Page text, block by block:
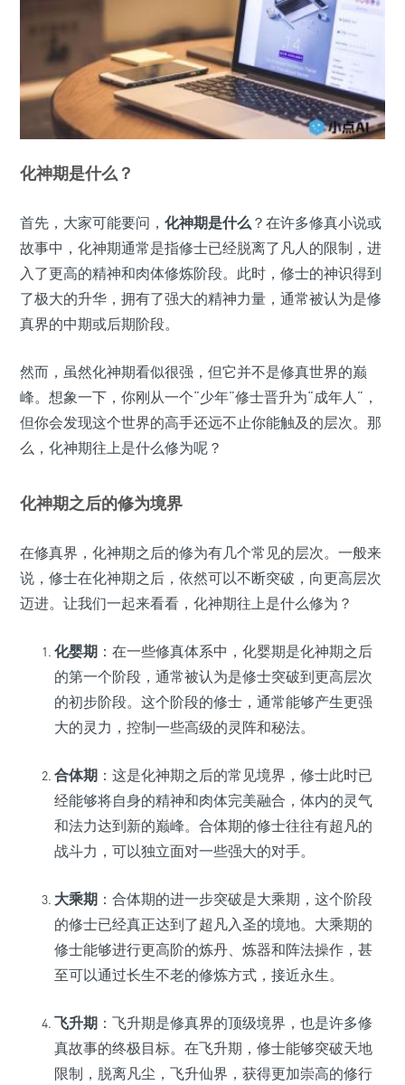
化神期是什么？
首先，大家可能要问， 化神期是什么 ？在许多修真小说或
故事中，化神期通常是指修士已经脱离了凡人的限制，进
入了更高的精神和肉体修炼阶段。此时，修士的神识得到
了极大的升华，拥有了强大的精神力量，通常被认为是修
真界的中期或后期阶段。
然而，虽然化神期看似很强，但它并不是修真世界的巅
峰。想象一下，你刚从一个“少年”修士晋升为“成年人”，
但你会发现这个世界的高手还远不止你能触及的层次。那
么，化神期往上是什么修为呢？
化神期之后的修为境界
在修真界，化神期之后的修为有几个常见的层次。一般来
说，修士在化神期之后，依然可以不断突破，向更高层次
迈进。让我们一起来看看，化神期往上是什么修为？
化婴期 ：在一些修真体系中，化婴期是化神期之后
的第一个阶段，通常被认为是修士突破到更高层次
的初步阶段。这个阶段的修士，通常能够产生更强
大的灵力，控制一些高级的灵阵和秘法。
合体期 ：这是化神期之后的常见境界，修士此时已
经能够将自身的精神和肉体完美融合，体内的灵气
和法力达到新的巅峰。合体期的修士往往有超凡的
战斗力，可以独立面对一些强大的对手。
大乘期 ：合体期的进一步突破是大乘期，这个阶段
的修士已经真正达到了超凡入圣的境地。大乘期的
修士能够进行更高阶的炼丹、炼器和阵法操作，甚
至可以通过长生不老的修炼方式，接近永生。
飞升期 ：飞升期是修真界的顶级境界，也是许多修
真故事的终极目标。在飞升期，修士能够突破天地
限制，脱离凡尘，飞升仙界，获得更加崇高的修行